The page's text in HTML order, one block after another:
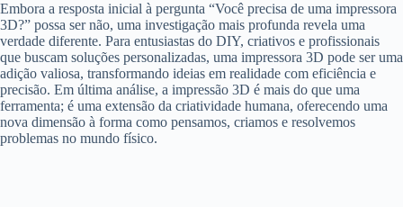
Embora a resposta inicial à pergunta “Você precisa de uma impressora
3D?” possa ser não, uma investigação mais profunda revela uma
verdade diferente. Para entusiastas do DIY, criativos e profissionais
que buscam soluções personalizadas, uma impressora 3D pode ser uma
adição valiosa, transformando ideias em realidade com eficiência e
precisão. Em última análise, a impressão 3D é mais do que uma
ferramenta; é uma extensão da criatividade humana, oferecendo uma
nova dimensão à forma como pensamos, criamos e resolvemos
problemas no mundo físico.